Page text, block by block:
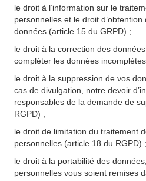
le droit à l’information sur le
personnelles et le droit d’obtention
données (article 15 du GRPD) ;
le droit à la correction des
compléter les données
le droit à la suppression de vos
cas de divulgation, notre devoir
responsables de la demande de
RGPD) ;
le droit de limitation du traitement
personnelles (article 18 du RGPD) ;
le droit à la portabilité des
personnelles vous soient remises